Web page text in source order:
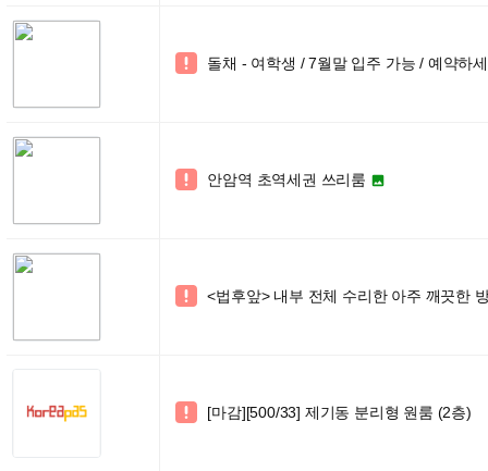
 돌채 - 여학생 / 7월말 입주 가능 / 예약하
 안암역 초역세권 쓰리룸 
 <법후앞> 내부 전체 수리한 아주 깨끗한
 [마감][500/33] 제기동 분리형 원룸 (2층)